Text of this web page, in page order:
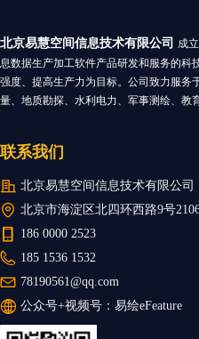
北京易慧空间信息技术有限公司 成
息数据生产加工软件产品研发和服务的科
强度、提高生产力为目标。公司致力服务
量、地质勘探、水利电力、军事测绘、教
北京易慧空间信息技术有限公司
北京市海淀区北四环西路9号
186 0000 2523
185 1536 1532
78190561@qq.com
公众号+视频号： 易绘eFeature
联系我们